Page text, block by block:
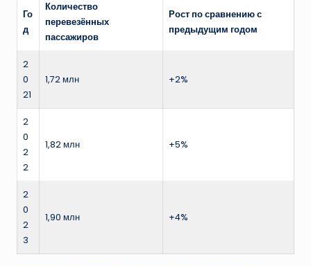
Го
д
Количество
перевезённых
пассажиров
Рост по сравнению с
предыдущим годом
2
0
21
1,72 млн +2%
2
0
2
2
1,82 млн +5%
2
0
2
3
1,90 млн +4%